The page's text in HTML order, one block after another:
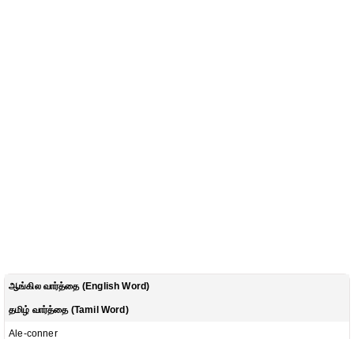
ஆங்கில வார்த்தை (English Word)
தமிழ் வார்த்தை (Tamil Word)
Ale-conner